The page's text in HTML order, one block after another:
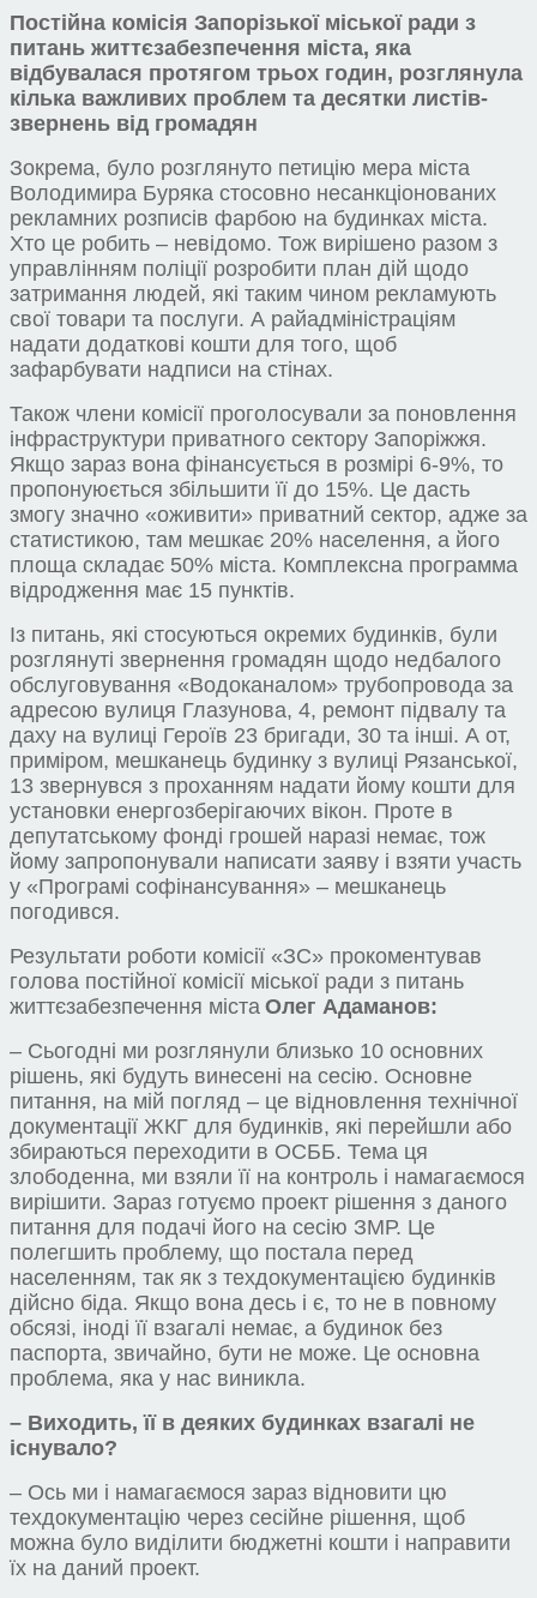
Постійна комісія Запорізької міської ради з
питань життєзабезпечення міста, яка
відбувалася протягом трьох годин, розглянула
кілька важливих проблем та десятки листів-
звернень від громадян
Зокрема, було розглянуто петицію мера міста
Володимира Буряка стосовно несанкціонованих
рекламних розписів фарбою на будинках міста.
Хто це робить – невідомо. Тож вирішено разом з
управлінням поліції розробити план дій щодо
затримання людей, які таким чином рекламують
свої товари та послуги. А райадміністраціям
надати додаткові кошти для того, щоб
зафарбувати надписи на стінах.
Також члени комісії проголосували за поновлення
інфраструктури приватного сектору Запоріжжя.
Якщо зараз вона фінансується в розмірі 6-9%, то
пропонуюється збільшити її до 15%. Це дасть
змогу значно «оживити» приватний сектор, адже за
статистикою, там мешкає 20% населення, а його
площа складає 50% міста. Комплексна программа
відродження має 15 пунктів.
Із питань, які стосуються окремих будинків, були
розглянуті звернення громадян щодо недбалого
обслуговування «Водоканалом» трубопровода за
адресою вулиця Глазунова, 4, ремонт підвалу та
даху на вулиці Героїв 23 бригади, 30 та інші. А от,
приміром, мешканець будинку з вулиці Рязанської,
13 звернувся з проханням надати йому кошти для
установки енергозберігаючих вікон. Проте в
депутатському фонді грошей наразі немає, тож
йому запропонували написати заяву і взяти участь
у «Програмі софінансування» – мешканець
погодився.
Результати роботи комісії «ЗС» прокоментував
голова постійної комісії міської ради з питань
життєзабезпечення міста Олег Адаманов:
– Сьогодні ми розглянули близько 10 основних
рішень, які будуть винесені на сесію. Основне
питання, на мій погляд – це відновлення технічної
документації ЖКГ для будинків, які перейшли або
збираються переходити в ОСББ. Тема ця
злободенна, ми взяли її на контроль і намагаємося
вирішити. Зараз готуємо проект рішення з даного
питання для подачі його на сесію ЗМР. Це
полегшить проблему, що постала перед
населенням, так як з техдокументацією будинків
дійсно біда. Якщо вона десь і є, то не в повному
обсязі, іноді її взагалі немає, а будинок без
паспорта, звичайно, бути не може. Це основна
проблема, яка у нас виникла.
– Виходить, її в деяких будинках взагалі не
існувало?
– Ось ми і намагаємося зараз відновити цю
техдокументацію через сесійне рішення, щоб
можна було виділити бюджетні кошти і направити
їх на даний проект.